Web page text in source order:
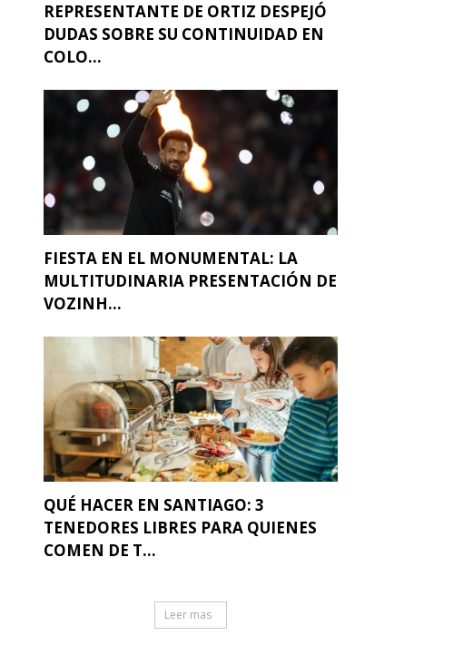
REPRESENTANTE DE ORTIZ DESPEJÓ
DUDAS SOBRE SU CONTINUIDAD EN
COLO...
FIESTA EN EL MONUMENTAL: LA
MULTITUDINARIA PRESENTACIÓN DE
VOZINH...
QUÉ HACER EN SANTIAGO: 3
TENEDORES LIBRES PARA QUIENES
COMEN DE T...
Leer mas